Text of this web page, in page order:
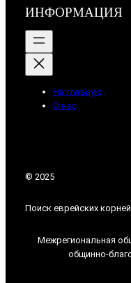
ИНФОРМАЦИЯ
На главную
О нас
© 2025
Поиск еврейских
Межрегиональная
общинно-